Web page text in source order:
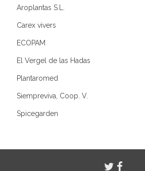
Aroplantas S.L.
Carex vivers
ECOPAM
El Vergel de las Hadas
Plantaromed
Siempreviva, Coop. V.
Spicegarden